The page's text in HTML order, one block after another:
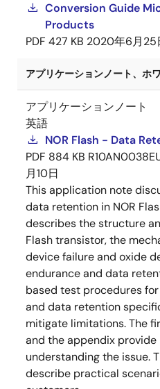
Conversion Guide
Products
PDF 427 KB 2020年6月25
アプリケーションノート、ホ
アプリケーションノート
英語
NOR Flash - Data
PDF 884 KB
月10日
This application note
data retention in NOR
describes the structure
Flash transistor, the
device failure and oxide
endurance and data
based test procedures
and data retention
mitigate limitations. The
and the appendix
understanding the issue.
describe practical